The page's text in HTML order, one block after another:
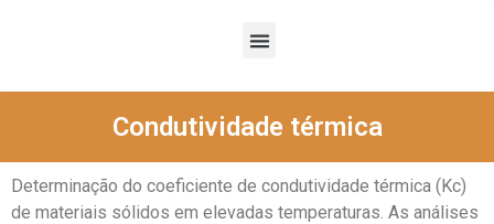
Condutividade térmica
Determinação do coeficiente de condutividade térmica (Kc)
de materiais sólidos em elevadas temperaturas. As análises